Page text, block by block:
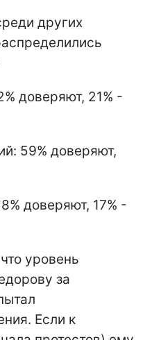
других
доверяют, 21% -
59% доверяют,
доверяют, 17% -
уровень
за
Если к